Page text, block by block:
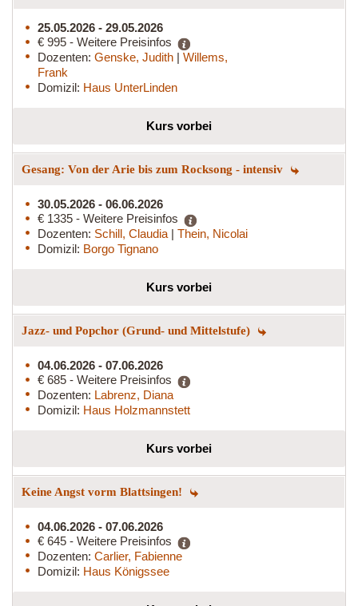
25.05.2026 - 29.05.2026
€ 995 - Weitere Preisinfos
Dozenten: Genske, Judith | Willems,
Frank
Domizil: Haus UnterLinden
Kurs vorbei
Gesang: Von der Arie bis zum Rocksong - intensiv
30.05.2026 - 06.06.2026
€ 1335 - Weitere Preisinfos
Dozenten: Schill, Claudia | Thein, Nicolai
Domizil: Borgo Tignano
Kurs vorbei
Jazz- und Popchor (Grund- und Mittelstufe)
04.06.2026 - 07.06.2026
€ 685 - Weitere Preisinfos
Dozenten: Labrenz, Diana
Domizil: Haus Holzmannstett
Kurs vorbei
Keine Angst vorm Blattsingen!
04.06.2026 - 07.06.2026
€ 645 - Weitere Preisinfos
Dozenten: Carlier, Fabienne
Domizil: Haus Königssee